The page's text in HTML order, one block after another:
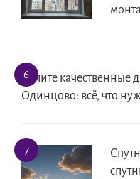
Купите качественные
Одинцово: всё, что